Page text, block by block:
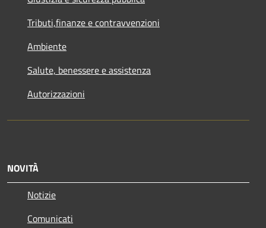
Tributi,finanze e contravvenzioni
Ambiente
Salute, benessere e assistenza
Autorizzazioni
NOVITÀ
Notizie
Comunicati